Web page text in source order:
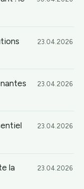
23.04.2026
23.04.2026
23.04.2026
la
23.04.2026